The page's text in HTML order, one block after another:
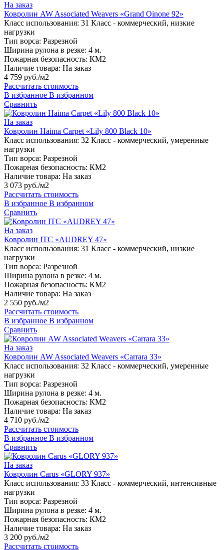
На заказ
Ковролин AW Associated Weavers «Grand Oinone 92»
Класс использования: 31 Класс - коммерческий, низкие
нагрузки
Тип ворса: Разрезной
Ширина рулона в резке: 4 м.
Пожарная безопасность: КМ2
Наличие товара: На заказ
4 759 руб./м2
Рассчитать стоимость
В избранное В избранном
Сравнить
На заказ
Ковролин Haima Carpet «Lily 800 Black 10»
Класс использования: 32 Класс - коммерческий, умеренные
нагрузки
Тип ворса: Разрезной
Пожарная безопасность: КМ2
Наличие товара: На заказ
3 073 руб./м2
Рассчитать стоимость
В избранное В избранном
Сравнить
На заказ
Ковролин ITC «AUDREY 47»
Класс использования: 31 Класс - коммерческий, низкие
нагрузки
Тип ворса: Разрезной
Ширина рулона в резке: 4 м.
Пожарная безопасность: КМ2
Наличие товара: На заказ
2 550 руб./м2
Рассчитать стоимость
В избранное В избранном
Сравнить
На заказ
Ковролин AW Associated Weavers «Carrara 33»
Класс использования: 32 Класс - коммерческий, умеренные
нагрузки
Тип ворса: Разрезной
Ширина рулона в резке: 4 м.
Пожарная безопасность: КМ2
Наличие товара: На заказ
4 710 руб./м2
Рассчитать стоимость
В избранное В избранном
Сравнить
На заказ
Ковролин Carus «GLORY 937»
Класс использования: 33 Класс - коммерческий, интенсивные
нагрузки
Тип ворса: Разрезной
Ширина рулона в резке: 4 м.
Пожарная безопасность: КМ2
Наличие товара: На заказ
3 200 руб./м2
Рассчитать стоимость